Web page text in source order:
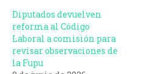
Diputados devuelven
reforma al Código
Laboral a comisión para
revisar observaciones de
la Fupu